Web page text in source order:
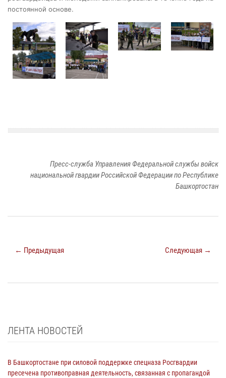
постоянной основе.
Пресс-служба Управления Федеральной службы войск
национальной гвардии Российской Федерации по Республике
Башкортостан
← Предыдущая Следующая →
ЛЕНТА НОВОСТЕЙ
В Башкортостане при силовой поддержке спецназа Росгвардии
пресечена противоправная деятельность, связанная с пропагандой